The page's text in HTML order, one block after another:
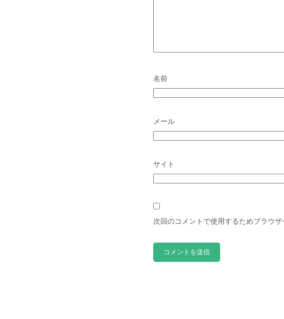
名前
メール
サイト
次回のコメントで使用するためブラウ